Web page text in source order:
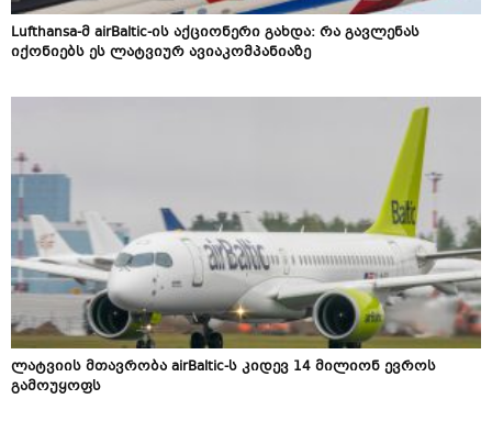
Lufthansa-მ airBaltic-ის აქციონერი გახდა: რა გავლენას
იქონიებს ეს ლატვიურ ავიაკომპანიაზე
ლატვიის მთავრობა airBaltic-ს კიდევ 14 მილიონ ევროს
გამოუყოფს